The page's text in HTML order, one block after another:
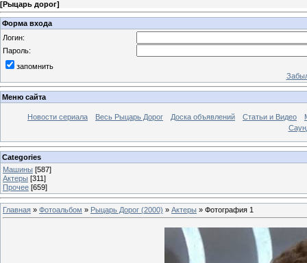
[Рыцарь дорог]
Форма входа
Логин:
Пароль:
запомнить
Меню сайта
Новости сериала Весь Рыцарь Дорог Доска объявлений Статьи и Видео
Categories
Машины [587]
Актеры [311]
Прочее [659]
Главная » Фотоальбом » Рыцарь Дорог (2000) » Актеры » Фотография 1